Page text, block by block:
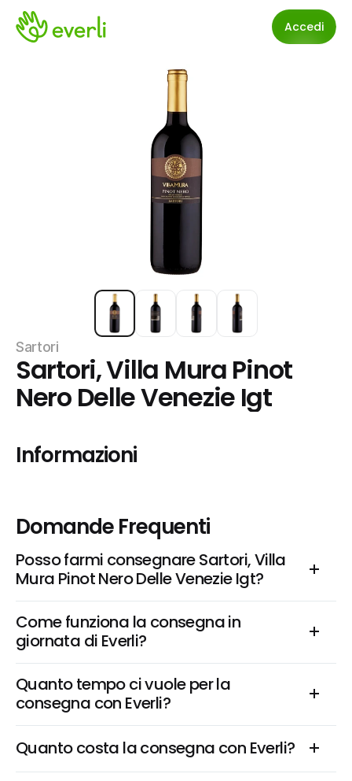
Accedi
Sartori
Sartori, Villa Mura Pinot
Nero Delle Venezie Igt
Informazioni
Domande Frequenti
Posso farmi consegnare Sartori, Villa
Mura Pinot Nero Delle Venezie Igt?
Come funziona la consegna in
giornata di Everli?
Quanto tempo ci vuole per la
consegna con Everli?
Quanto costa la consegna con Everli?